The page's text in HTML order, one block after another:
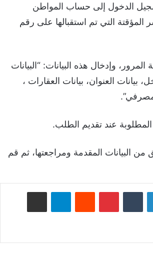
الدخول إلى حساب المواطن
التي تم استقبالها على رقم
المرور، وإدخال هذه البيانات: “البيانات
بيانات العنوان، بيانات العقارات ،
المطلوبة عند تقديم الطلب.
من البيانات المقدمة ومراجعتها، ثم قم
لينكدإن بينتيريست